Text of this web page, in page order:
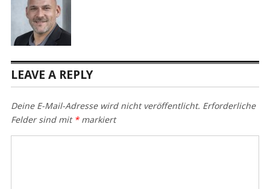
LEAVE A REPLY
Deine E-Mail-Adresse wird nicht veröffentlicht. Erforderliche
Felder sind mit *markiert